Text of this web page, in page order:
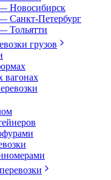
Новосибирск
Санкт-Петербург
Тольятти
грузов
вагонах